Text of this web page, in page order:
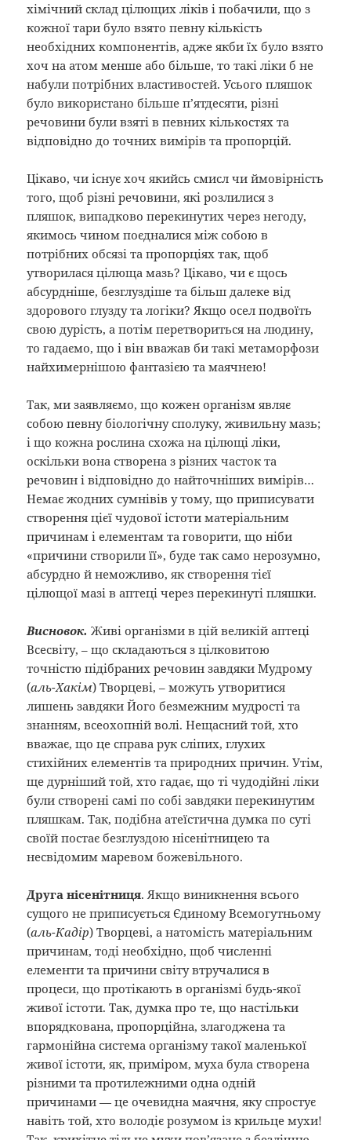
хімічний склад цілющих ліків і побачили, що з
кожної тари було взято певну кількість
необхідних компонентів, адже якби їх було взято
хоч на атом менше або більше, то такі ліки б не
набули потрібних властивостей. Усього пляшок
було використано більше п’ятдесяти, різні
речовини були взяті в певних кількостях та
відповідно до точних вимірів та пропорцій.
Цікаво, чи існує хоч якийсь смисл чи ймовірність
того, щоб різні речовини, які розлилися з
пляшок, випадково перекинутих через негоду,
якимось чином поєдналися між собою в
потрібних обсязі та пропорціях так, щоб
утворилася цілюща мазь? Цікаво, чи є щось
абсурдніше, безглуздіше та більш далеке від
здорового глузду та логіки? Якщо осел подвоїть
свою дурість, а потім перетвориться на людину,
то гадаємо, що і він вважав би такі метаморфози
найхимернішою фантазією та маячнею!
Так, ми заявляємо, що кожен організм являє
собою певну біологічну сполуку, живильну мазь;
і що кожна рослина схожа на цілющі ліки,
оскільки вона створена з різних часток та
речовин і відповідно до найточніших вимірів…
Немає жодних сумнівів у тому, що приписувати
створення цієї чудової істоти матеріальним
причинам і елементам та говорити, що ніби
«причини створили її», буде так само нерозумно,
абсурдно й неможливо, як створення тієї
цілющої мазі в аптеці через перекинуті пляшки.
Висновок. Живі організми в цій великій аптеці
Всесвіту, – що складаються з цілковитою
точністю підібраних речовин завдяки Мудрому
(аль-Хакім) Творцеві, – можуть утворитися
лишень завдяки Його безмежним мудрості та
знанням, всеохопній волі. Нещасний той, хто
вважає, що це справа рук сліпих, глухих
стихійних елементів та природних причин. Утім,
ще дурніший той, хто гадає, що ті чудодійні ліки
були створені самі по собі завдяки перекинутим
пляшкам. Так, подібна атеїстична думка по суті
своїй постає безглуздою нісенітницею та
несвідомим маревом божевільного.
Друга нісенітниця. Якщо виникнення всього
сущого не приписується Єдиному Всемогутньому
(аль-Кадір) Творцеві, а натомість матеріальним
причинам, тоді необхідно, щоб численні
елементи та причини світу втручалися в
процеси, що протікають в організмі будь-якої
живої істоти. Так, думка про те, що настільки
впорядкована, пропорційна, злагоджена та
гармонійна система організму такої маленької
живої істоти, як, приміром, муха була створена
різними та протилежними одна одній
причинами — це очевидна маячня, яку спростує
навіть той, хто володіє розумом із крильце мухи!